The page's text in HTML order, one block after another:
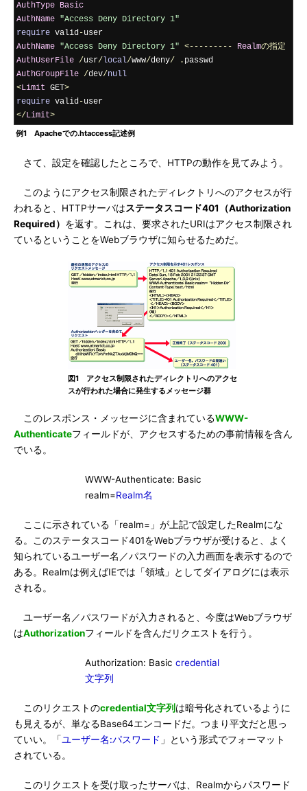
AuthType Basic
AuthName "Access Deny Directory 1"
require valid-
AuthName "Access Deny Directory 1" <--------- Realmの指定
AuthUserFile /usr/ local/www/deny/ .
AuthGroupFile /dev/null
<Limit GET>
require valid-
</Limit>
例1 Apacheでの.htaccess記述例
さて、設定を確認したところで、HTTPの動作を見てみよう。
このようにアクセス制限されたディレクトリへのアクセスが行
われると、HTTPサーバはステータスコード401（Authorization
Required） を返す。これは、要求されたURIはアクセス制限され
ているということをWebブラウザに知らせるためだ。
図1 アクセス制限されたディレクトリへのアクセ
スが行われた場合に発生するメッセージ群
このレスポンス・メッセージに含まれているWWW-
Authenticateフィールドが、アクセスするための事前情報を含ん
でいる。
WWW-Authenticate: Basic
realm=Realm名
ここに示されている「realm=」が上記で設定したRealmにな
る。このステータスコード401をWebブラウザが受けると、よく
知られているユーザー名／パスワードの入力画面を表示するので
ある。Realmは例えばIEでは「領域」としてダイアログには表示
される。
ユーザー名／パスワードが入力されると、今度はWebブラウザ
はAuthorizationフィールドを含んだリクエストを行う。
Authorization: Basic credential
文字列
このリクエストのcredential文字列 は暗号化されているように
も見えるが、単なるBase64エンコードだ。つまり平文だと思っ
ていい。「ユーザー名:パスワード 」という形式でフォーマット
されている。
このリクエストを受け取ったサーバは、Realmからパスワード